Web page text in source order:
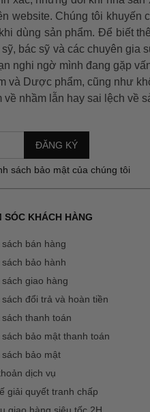
website. Chúng tôi
dùng sản phẩm. Để biết
bác sỹ và các chuyên gia
nghi ngờ mình đang gặp
Dược phẩm, cũng như
nhầm lẫn hay sai lệch về
ĐĂNG KÝ
sách bảo mật của chúng tôi
SÓC KHÁCH HÀNG
bán hàng
bảo hành
giao hàng
đổi trả và hoàn tiền
thanh toán
bảo mật thanh toán
sách bảo mật
dịch vụ
giải quyết tranh chấp